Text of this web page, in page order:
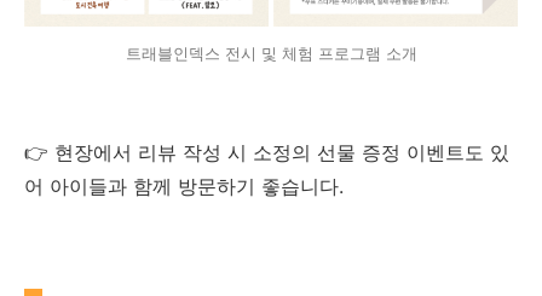
트래블인덱스 전시 및 체험 프로그램 소개
👉 현장에서 리뷰 작성 시 소정의 선물 증정 이벤트도 있
어 아이들과 함께 방문하기 좋습니다.